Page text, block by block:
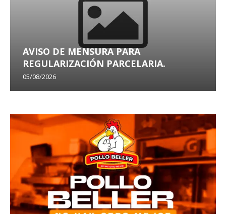
AVISO DE MENSURA PARA
REGULARIZACIÓN PARCELARIA.
05/08/2026